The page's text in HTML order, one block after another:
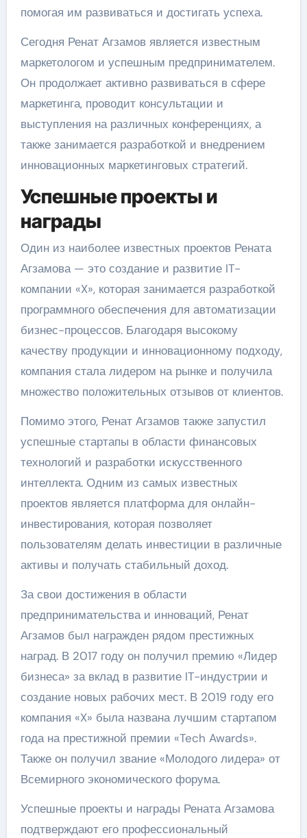
помогая им развиваться и достигать успеха.
Сегодня Ренат Агзамов является известным
маркетологом и успешным предпринимателем.
Он продолжает активно развиваться в сфере
маркетинга, проводит консультации и
выступления на различных конференциях, а
также занимается разработкой и внедрением
инновационных маркетинговых стратегий.
Успешные проекты и
награды
Один из наиболее известных проектов Рената
Агзамова — это создание и развитие IT-
компании «X», которая занимается разработкой
программного обеспечения для автоматизации
бизнес-процессов. Благодаря высокому
качеству продукции и инновационному подходу,
компания стала лидером на рынке и получила
множество положительных отзывов от клиентов.
Помимо этого, Ренат Агзамов также запустил
успешные стартапы в области финансовых
технологий и разработки искусственного
интеллекта. Одним из самых известных
проектов является платформа для онлайн-
инвестирования, которая позволяет
пользователям делать инвестиции в различные
активы и получать стабильный доход.
За свои достижения в области
предпринимательства и инноваций, Ренат
Агзамов был награжден рядом престижных
наград. В 2017 году он получил премию «Лидер
бизнеса» за вклад в развитие IT-индустрии и
создание новых рабочих мест. В 2019 году его
компания «X» была названа лучшим стартапом
года на престижной премии «Tech Awards».
Также он получил звание «Молодого лидера» от
Всемирного экономического форума.
Успешные проекты и награды Рената Агзамова
подтверждают его профессиональный